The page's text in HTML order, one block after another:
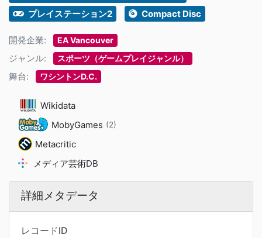
プレイステーション2
Compact Disc
開発企業: EA Vancouver
ジャンル: スポーツ（ゲームプレイジャンル）
舞台: ワシントンD.C.
Wikidata
MobyGames (2)
Metacritic
メディア芸術DB
詳細メタデータ
レコードID